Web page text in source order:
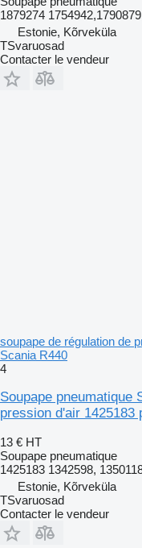
1879274
Estonie, Kõrveküla
TSvaruosad
Contacter le vendeur
soupape de régulation de
Scania R440
4
Soupape pneumatique
pression d'air 1425183
13 € HT
Soupape pneumatique
1425183 1342598,
Estonie, Kõrveküla
TSvaruosad
Contacter le vendeur